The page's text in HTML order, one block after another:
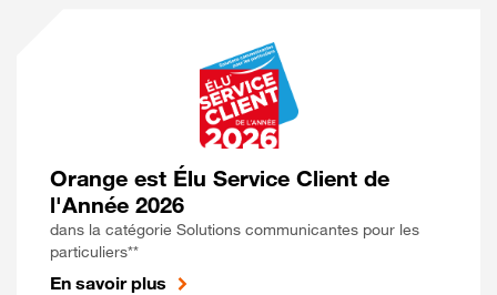
Orange est Élu Service Client de
l'Année 2026
dans la catégorie Solutions communicantes pour les
particuliers**
En savoir plus